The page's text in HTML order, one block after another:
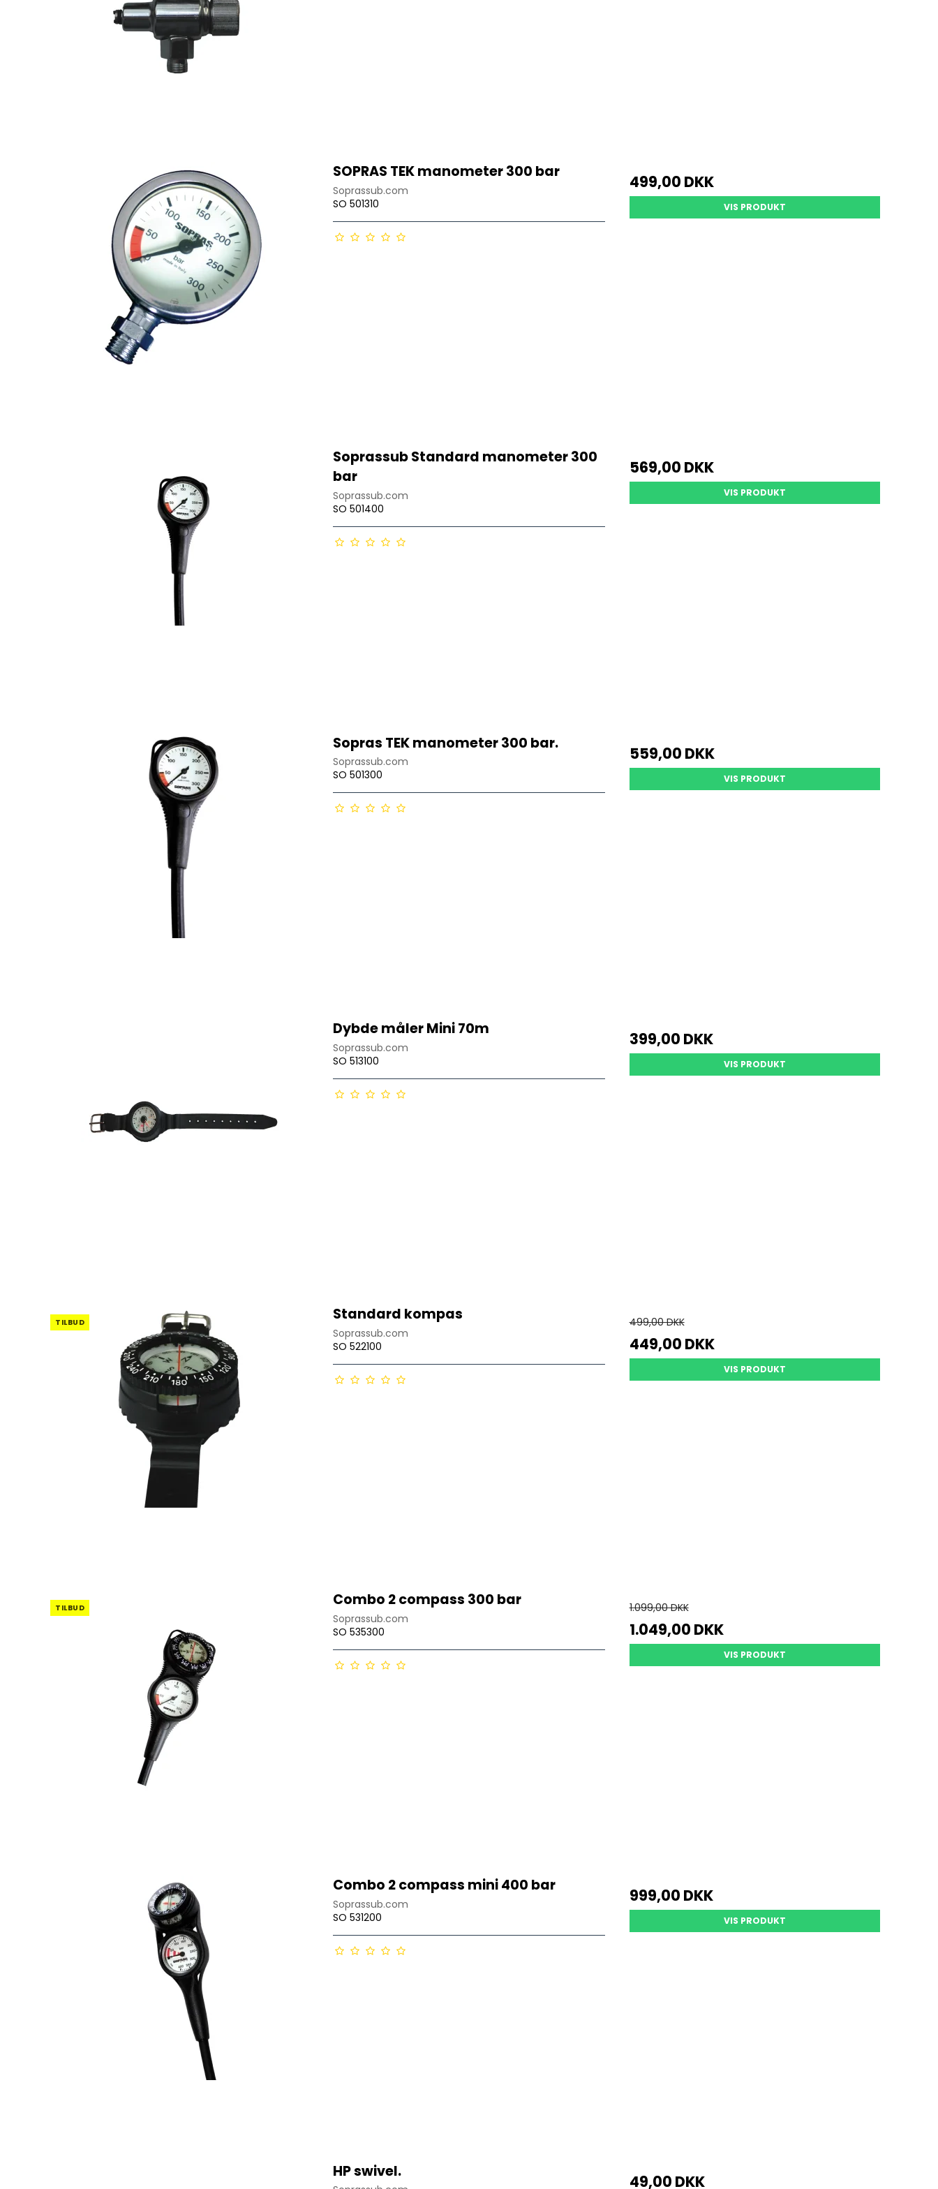
D-ringe og tilbehør
SOPRAS TEK manometer 300 bar
Soprassub.com
SO 501310
499,00 DKK
VIS PRODUKT
Soprassub Standard manometer 300
bar
Soprassub.com
SO 501400
569,00 DKK
VIS PRODUKT
Sopras TEK manometer 300 bar.
Soprassub.com
SO 501300
559,00 DKK
VIS PRODUKT
Dybde måler Mini 70m
Soprassub.com
SO 513100
399,00 DKK
VIS PRODUKT
TILBUD Standard kompas
Soprassub.com
SO 522100
499,00 DKK
449,00 DKK
VIS PRODUKT
TILBUD Combo 2 compass 300 bar
Soprassub.com
SO 535300
1.099,00 DKK
1.049,00 DKK
VIS PRODUKT
Combo 2 compass mini 400 bar
Soprassub.com
SO 531200
999,00 DKK
VIS PRODUKT
HP swivel.
49,00 DKK